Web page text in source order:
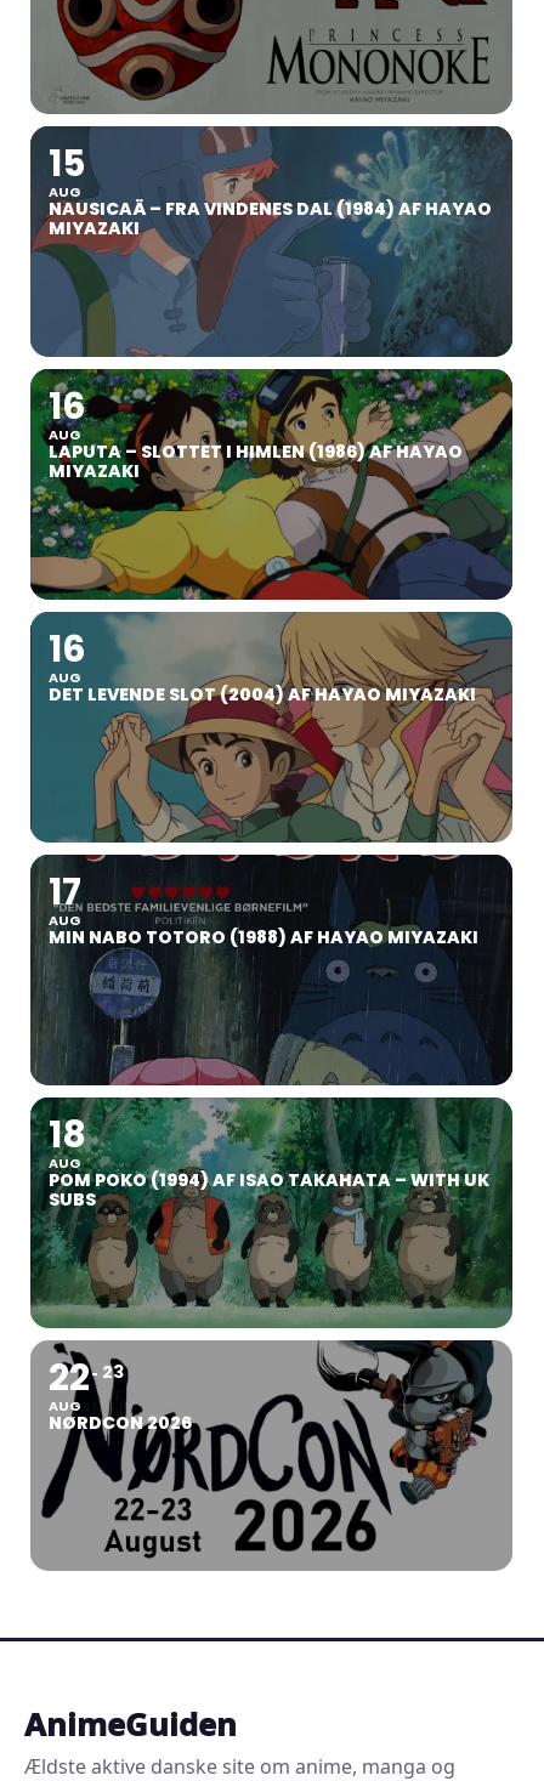
15
AUG
NAUSICAÄ – FRA VINDENES DAL (1984) AF HAYAO
MIYAZAKI
16
AUG
LAPUTA – SLOTTET I HIMLEN (1986) AF HAYAO
MIYAZAKI
16
AUG
DET LEVENDE SLOT (2004) AF HAYAO MIYAZAKI
17
AUG
MIN NABO TOTORO (1988) AF HAYAO MIYAZAKI
18
AUG
POM POKO (1994) AF ISAO TAKAHATA – WITH UK
SUBS
22
AUG
23
NØRDCON 2026
AnimeGuiden
Ældste aktive danske site om anime, manga og